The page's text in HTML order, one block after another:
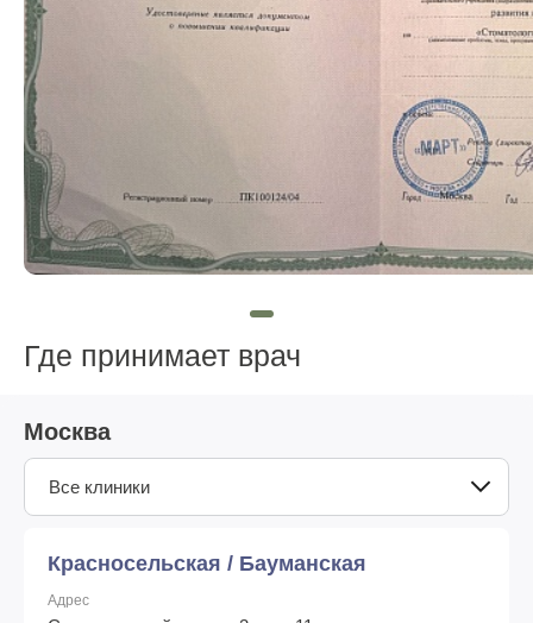
Где принимает врач
Москва
Все клиники
Красносельская / Бауманская
Адрес